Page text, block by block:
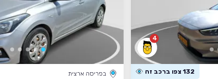
4
132 צפו ברכב זה בפריסה ארצית